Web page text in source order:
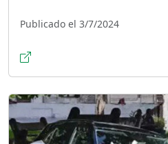
Publicado el 3/7/2024